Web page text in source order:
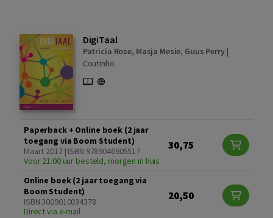
DigiTaal
Patricia Rose, Masja Mesie, Guus Perry|
Coutinho
Paperback + Online boek (2 jaar
toegang via Boom Student)
Maart 2017 | ISBN 9789046905517
Voor 21:00 uur besteld, morgen in huis
30,75
Online boek (2 jaar toegang via
Boom Student)
ISBN 3009010034378
Direct via e-mail
20,50